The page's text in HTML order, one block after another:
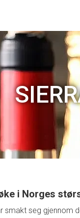
i Norges
smakt seg gjennom